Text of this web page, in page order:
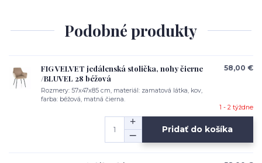
Podobné produkty
FIG VELVET jedálenská stolička, nohy čierne
/BLUVEL 28 béžová
Rozmery: 57x47x85 cm, materiál: zamatová látka, kov,
farba: béžová, matná čierna.
58,00 €
1 - 2 týždne
Pridať do košíka